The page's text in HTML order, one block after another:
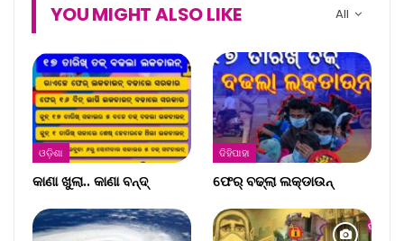
All
YOU MIGHT ALSO LIKE
ଓଡ଼ିଶା
କାଣା ଖୁଲା.. କାଣା ବନ୍ଦ୍‌
ଦିହିପାହା
ଫେର୍ ବଢ୍‌ଲା ଲକ୍‌ଡାଉନ୍‌